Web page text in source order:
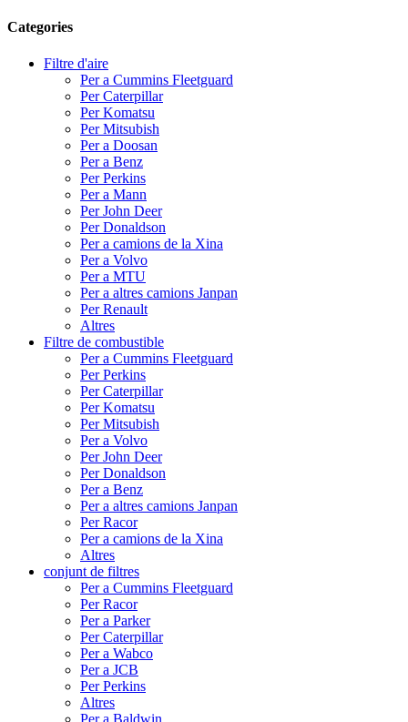
Categories
Filtre d'aire
Per a Cummins Fleetguard
Per Caterpillar
Per Komatsu
Per Mitsubish
Per a Doosan
Per a Benz
Per Perkins
Per a Mann
Per John Deer
Per Donaldson
Per a camions de la Xina
Per a Volvo
Per a MTU
Per a altres camions Janpan
Per Renault
Altres
Filtre de combustible
Per a Cummins Fleetguard
Per Perkins
Per Caterpillar
Per Komatsu
Per Mitsubish
Per a Volvo
Per John Deer
Per Donaldson
Per a Benz
Per a altres camions Janpan
Per Racor
Per a camions de la Xina
Altres
conjunt de filtres
Per a Cummins Fleetguard
Per Racor
Per a Parker
Per Caterpillar
Per a Wabco
Per a JCB
Per Perkins
Altres
Per a Baldwin